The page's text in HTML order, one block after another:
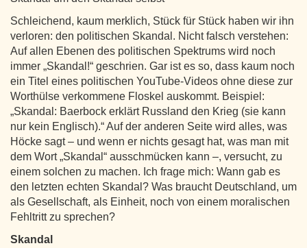
Schleichend, kaum merklich, Stück für Stück haben wir ihn
verloren: den politischen Skandal. Nicht falsch verstehen:
Auf allen Ebenen des politischen Spektrums wird noch
immer „Skandal!“ geschrien. Gar ist es so, dass kaum noch
ein Titel eines politischen YouTube‑Videos ohne diese zur
Worthülse verkommene Floskel auskommt. Beispiel:
„Skandal: Baerbock erklärt Russland den Krieg (sie kann
nur kein Englisch).“ Auf der anderen Seite wird alles, was
Höcke sagt – und wenn er nichts gesagt hat, was man mit
dem Wort „Skandal“ ausschmücken kann –, versucht, zu
einem solchen zu machen. Ich frage mich: Wann gab es
den letzten echten Skandal? Was braucht Deutschland, um
als Gesellschaft, als Einheit, noch von einem moralischen
Fehltritt zu sprechen?
Skandal